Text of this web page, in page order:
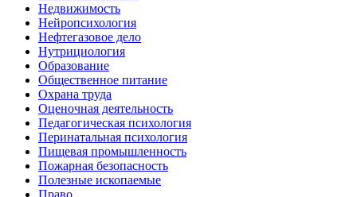
Недвижимость
Нейропсихология
Нефтегазовое дело
Нутрициология
Образование
Общественное питание
Охрана труда
Оценочная деятельность
Педагогическая психология
Перинатальная психология
Пищевая промышленность
Пожарная безопасность
Полезные ископаемые
Право